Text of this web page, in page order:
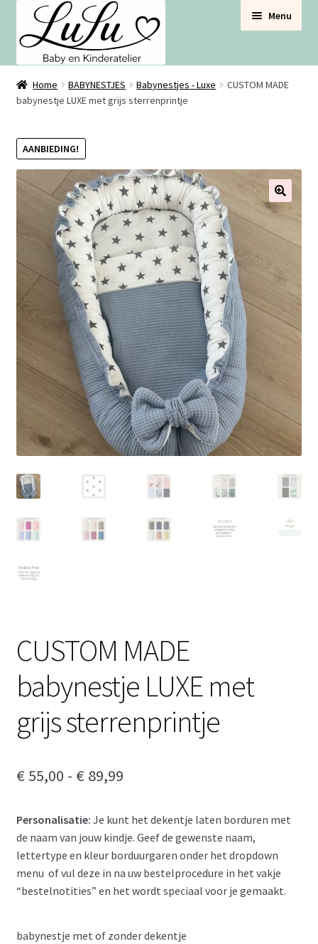
door
naar
navigatie
naar
de
inhoud
Menu
BABYNESTJES
VOOR DE BABYKAMER
SETS VOORDEEL
Home BABYNESTJES Babynestjes - Luxe
CUSTOM MADE
babynestje LUXE met grijs sterrenprintje
AANBIEDING!
🔍
CUSTOM MADE
babynestje LUXE met
grijs sterrenprintje
€ 55,00 - € 89,99Prijsklasse:
tot
€ 89,99
Personalisatie: Je kunt het dekentje laten borduren met
de naam van jouw kindje. Geef de gewenste naam,
lettertype en kleur borduurgaren onder het dropdown
menu of vul deze in na uw bestelprocedure in het vakje
“bestelnotities” en het wordt speciaal voor je gemaakt.
babynestje met of zonder dekentje